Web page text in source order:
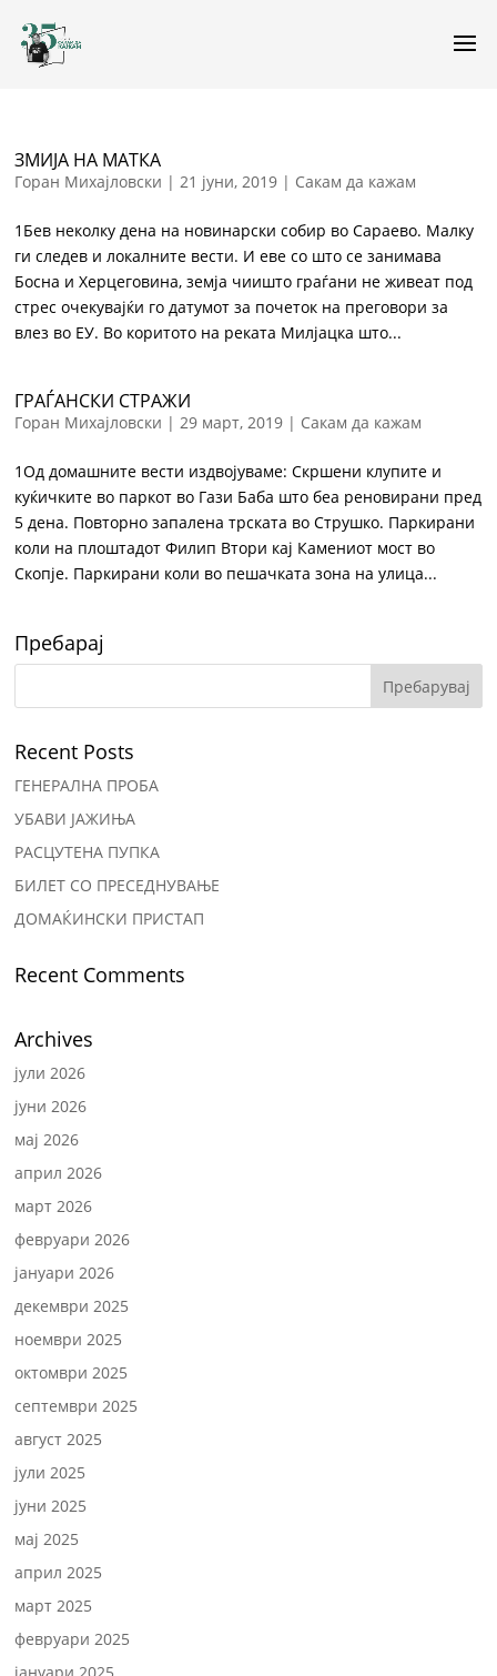
ЗМИЈА НА МАТКА
Горан Михајловски |21 јуни, 2019 | Сакам да кажам
1Бев неколку дена на новинарски собир во Сараево. Малку
ги следев и локалните вести. И еве со што се занимава
Босна и Херцеговина, земја чиишто граѓани не живеат под
стрес очекувајќи го датумот за почеток на преговори за
влез во ЕУ. Во коритото на реката Милјацка што...
ГРАЃАНСКИ СТРАЖИ
Горан Михајловски |29 март, 2019 | Сакам да кажам
1Од домашните вести издвојуваме: Скршени клупите и
куќичките во паркот во Гази Баба што беа реновирани пред
5 дена. Повторно запалена трската во Струшко. Паркирани
коли на плоштадот Филип Втори кај Камениот мост во
Скопје. Паркирани коли во пешачката зона на улица...
Пребарај
Recent Posts
ГЕНЕРАЛНА ПРОБА
УБАВИ ЈАЖИЊА
РАСЦУТЕНА ПУПКА
БИЛЕТ СО ПРЕСЕДНУВАЊЕ
ДОМАЌИНСКИ ПРИСТАП
Recent Comments
Archives
јули 2026
јуни 2026
мај 2026
април 2026
март 2026
февруари 2026
јануари 2026
декември 2025
ноември 2025
октомври 2025
септември 2025
август 2025
јули 2025
јуни 2025
мај 2025
април 2025
март 2025
февруари 2025